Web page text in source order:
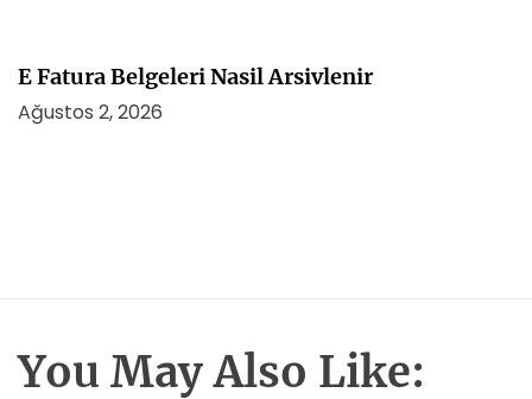
E Fatura Belgeleri Nasil Arsivlenir
Ağustos 2, 2026
You May Also Like: